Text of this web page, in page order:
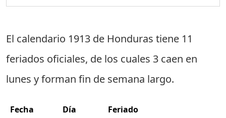
El calendario 1913 de Honduras tiene 11
feriados oficiales, de los cuales 3 caen en
lunes y forman fin de semana largo.
Fecha Día Feriado